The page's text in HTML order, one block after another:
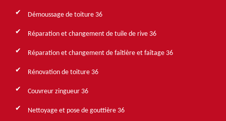
Démoussage de toiture 36
Réparation et changement de tuile de rive 36
Réparation et changement de faîtière et faîtage 36
Rénovation de toiture 36
Couvreur zingueur 36
Nettoyage et pose de gouttière 36